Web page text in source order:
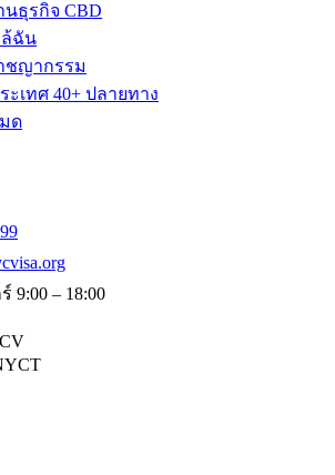
นธุรกิจ CBD
ฉัน
ชญากรรม
ะเทศ 40+ ปลายทาง
ด
9:00 – 18:00